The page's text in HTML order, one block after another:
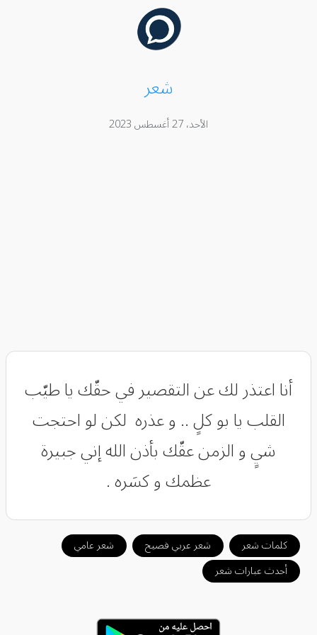
شعر
الأحد، 27 أغسطس 2023
‏أنا اعتذر لك عن التقصير في حقّك ‏يا طيّب
القلب يا بو كلٍ .. و عذره ‏ لكن لو احتجت
شيٍ و الزمن عقّك ‏بأذن الله إني جبيرة
عظمك و كسَره .
كلمات شعر شعر عربي فصيح
شعر عامي
أحدث عبارات شعر